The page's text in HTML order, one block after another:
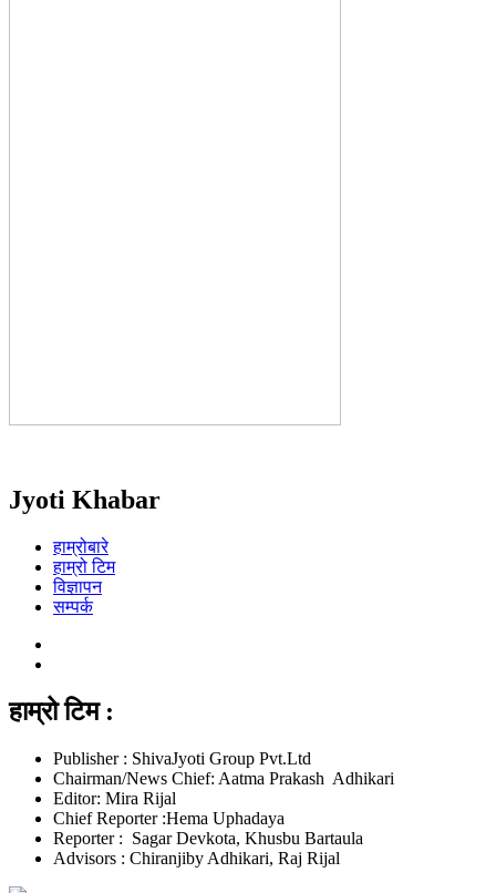
Jyoti Khabar
हाम्रोबारे
हाम्रो टिम
विज्ञापन
सम्पर्क
हाम्रो टिम :
Publisher : ShivaJyoti Group Pvt.Ltd
Chairman/News Chief: Aatma Prakash Adhikari
Editor: Mira Rijal
Chief Reporter :Hema Uphadaya
Reporter : Sagar Devkota, Khusbu Bartaula
Advisors : Chiranjiby Adhikari, Raj Rijal